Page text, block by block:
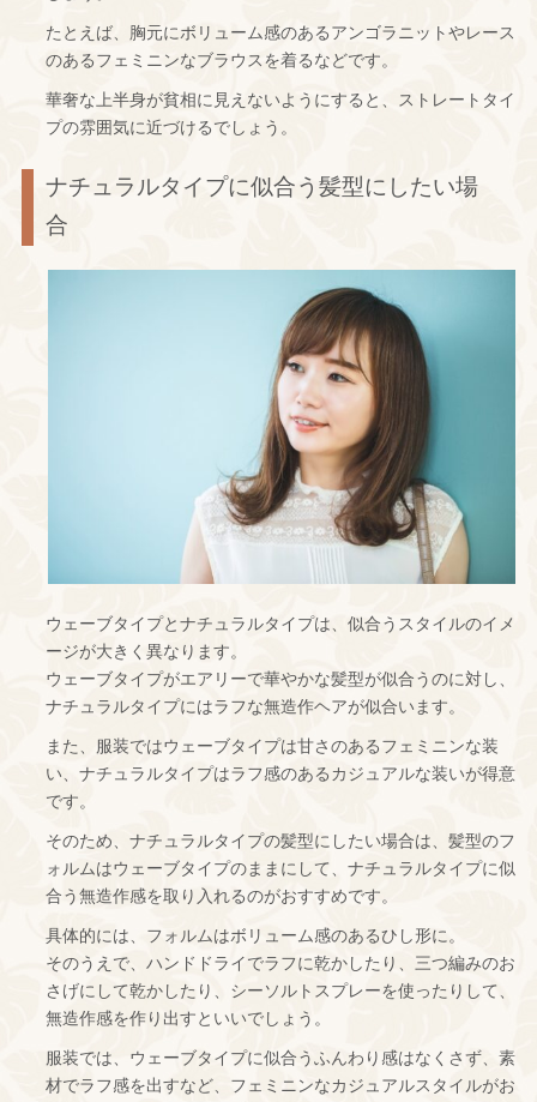
たとえば、胸元にボリューム感のあるアンゴラニットやレース
のあるフェミニンなブラウスを着るなどです。
華奢な上半身が貧相に見えないようにすると、ストレートタイ
プの雰囲気に近づけるでしょう。
ナチュラルタイプに似合う髪型にしたい場
合
ウェーブタイプとナチュラルタイプは、似合うスタイルのイメ
ージが大きく異なります。
ウェーブタイプがエアリーで華やかな髪型が似合うのに対し、
ナチュラルタイプにはラフな無造作ヘアが似合います。
また、服装ではウェーブタイプは甘さのあるフェミニンな装
い、ナチュラルタイプはラフ感のあるカジュアルな装いが得意
です。
そのため、ナチュラルタイプの髪型にしたい場合は、髪型のフ
ォルムはウェーブタイプのままにして、ナチュラルタイプに似
合う無造作感を取り入れるのがおすすめです。
具体的には、フォルムはボリューム感のあるひし形に。
そのうえで、ハンドドライでラフに乾かしたり、三つ編みのお
さげにして乾かしたり、シーソルトスプレーを使ったりして、
無造作感を作り出すといいでしょう。
服装では、ウェーブタイプに似合うふんわり感はなくさず、素
材でラフ感を出すなど、フェミニンなカジュアルスタイルがお